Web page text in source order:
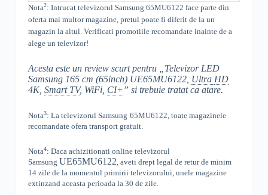
Nota2: Intrucat televizorul Samsung 65MU6122 face parte din
oferta mai multor magazine, pretul poate fi diferit de la un
magazin la altul. Verificati promotiile recomandate inainte de a
alege un televizor!
Acesta este un review scurt pentru „Televizor LED
Samsung 165 cm (65inch) UE65MU6122, Ultra HD
4K, Smart TV, WiFi, CI+” si trebuie tratat ca atare.
Nota3: La televizorul Samsung 65MU6122, toatemagazinele
recomandate ofera transport gratuit.
Nota4: Daca achizitionati online televizorul
Samsung UE65MU6122,aveti drept legal de retur de minim
14 zile de la momentul primirii televizorului, unele magazine
extinzand aceasta perioada la 30 de zile.